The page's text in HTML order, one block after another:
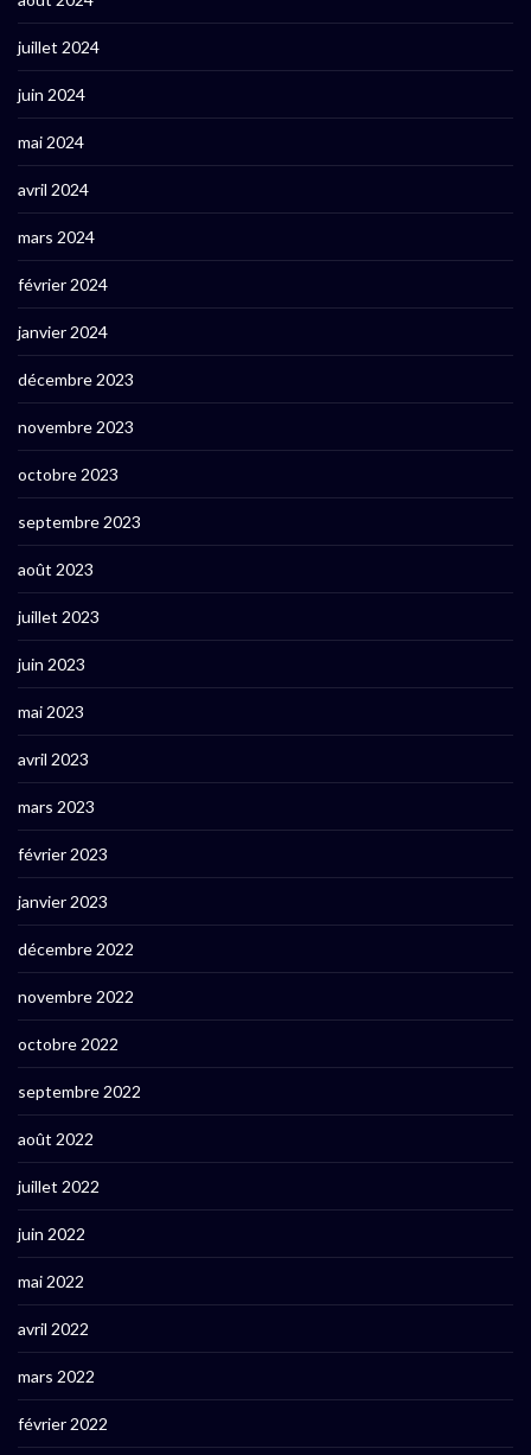
juillet 2024
juin 2024
mai 2024
avril 2024
mars 2024
février 2024
janvier 2024
décembre 2023
novembre 2023
octobre 2023
septembre 2023
août 2023
juillet 2023
juin 2023
mai 2023
avril 2023
mars 2023
février 2023
janvier 2023
décembre 2022
novembre 2022
octobre 2022
septembre 2022
août 2022
juillet 2022
juin 2022
mai 2022
avril 2022
mars 2022
février 2022